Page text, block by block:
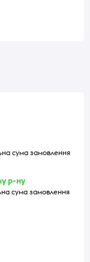
сума замовлення
р-ну
сума замовлення